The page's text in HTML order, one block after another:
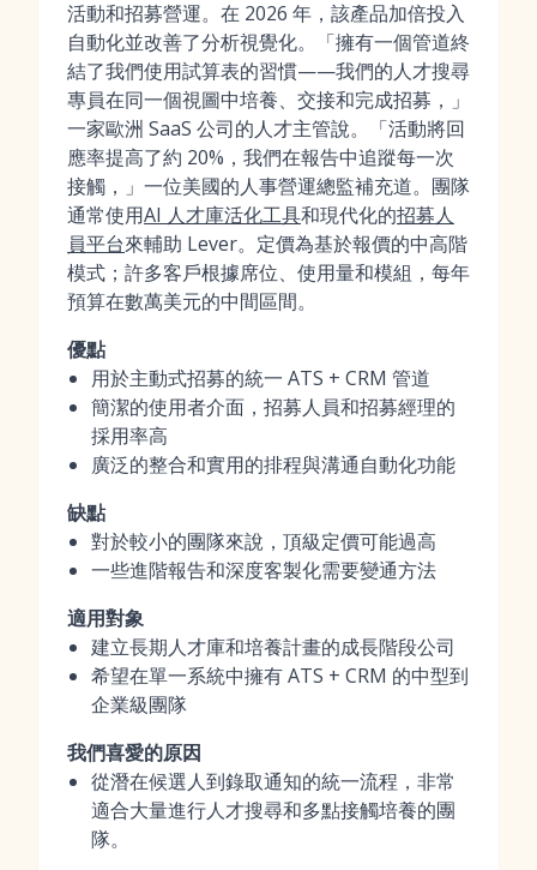
活動和招募營運。在 2026 年，該產品加倍投入
自動化並改善了分析視覺化。「擁有一個管道終
結了我們使用試算表的習慣——我們的人才搜尋
專員在同一個視圖中培養、交接和完成招募，」
一家歐洲 SaaS 公司的人才主管說。「活動將回
應率提高了約 20%，我們在報告中追蹤每一次
接觸，」一位美國的人事營運總監補充道。團隊
通常使用AI 人才庫活化工具和現代化的招募人
員平台來輔助 Lever。定價為基於報價的中高階
模式；許多客戶根據席位、使用量和模組，每年
預算在數萬美元的中間區間。
優點
用於主動式招募的統一 ATS + CRM 管道
簡潔的使用者介面，招募人員和招募經理的
採用率高
廣泛的整合和實用的排程與溝通自動化功能
缺點
對於較小的團隊來說，頂級定價可能過高
一些進階報告和深度客製化需要變通方法
適用對象
建立長期人才庫和培養計畫的成長階段公司
希望在單一系統中擁有 ATS + CRM 的中型到
企業級團隊
我們喜愛的原因
從潛在候選人到錄取通知的統一流程，非常
適合大量進行人才搜尋和多點接觸培養的團
隊。